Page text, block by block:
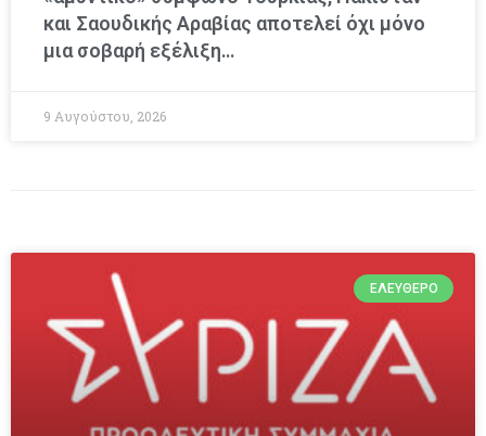
και Σαουδικής Αραβίας αποτελεί όχι μόνο
μια σοβαρή εξέλιξη…
9 Αυγούστου, 2026
ΕΛΕΎΘΕΡΟ